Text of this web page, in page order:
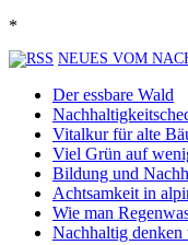
*
NEUES VOM
Der essbare Wald
Vitalkur für alte
Viel Grün auf
Bildung und
Achtsamkeit in
Wie man
Nachhaltig denken